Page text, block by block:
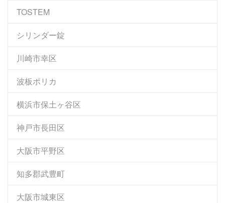
TOSTEM
シリンダー錠
川崎市幸区
波板ポリカ
横浜市保土ヶ谷区
神戸市長田区
大阪市平野区
知多郡武豊町
大阪市城東区